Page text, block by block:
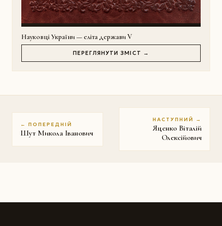
Науковці України — еліта держави V
ПЕРЕГЛЯНУТИ ЗМІСТ →
← ПОПЕРЕДНІЙ
Шут Микола Іванович
НАСТУПНИЙ →
Яценко Віталій
Олексійович